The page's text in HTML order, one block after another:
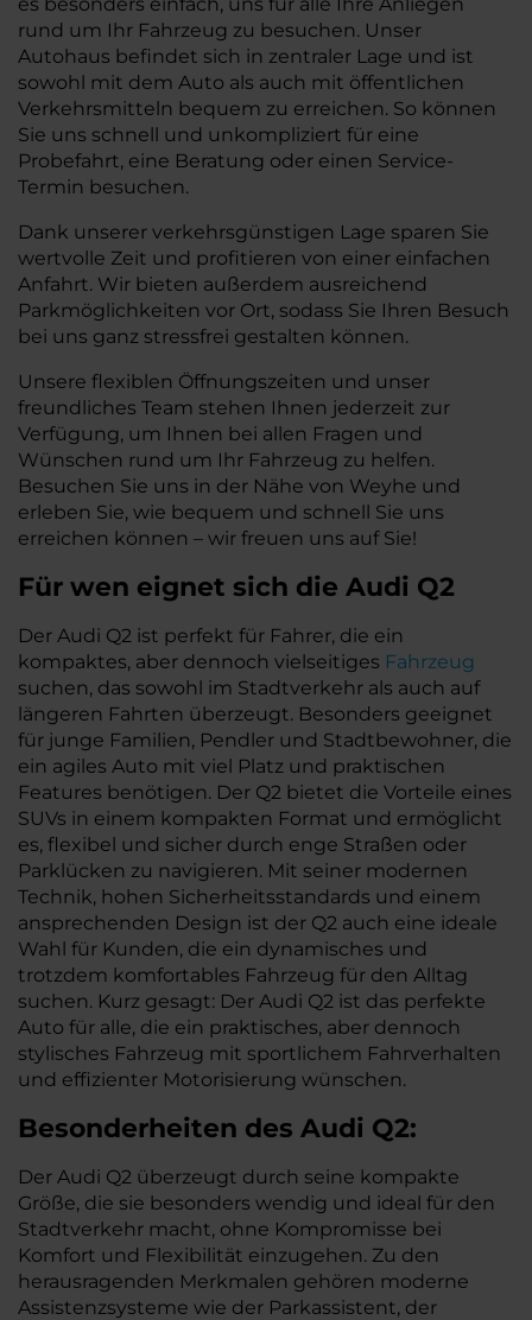
rund um Ihr Fahrzeug zu besuchen. Unser
Autohaus befindet sich in zentraler Lage und ist
sowohl mit dem Auto als auch mit öffentlichen
Verkehrsmitteln bequem zu erreichen. So können
Sie uns schnell und unkompliziert für eine
Probefahrt, eine Beratung oder einen Service-
Termin besuchen.
Dank unserer verkehrsgünstigen Lage sparen Sie
wertvolle Zeit und profitieren von einer einfachen
Anfahrt. Wir bieten außerdem ausreichend
Parkmöglichkeiten vor Ort, sodass Sie Ihren Besuch
bei uns ganz stressfrei gestalten können.
Unsere flexiblen Öffnungszeiten und unser
freundliches Team stehen Ihnen jederzeit zur
Verfügung, um Ihnen bei allen Fragen und
Wünschen rund um Ihr Fahrzeug zu helfen.
Besuchen Sie uns in der Nähe von Weyhe und
erleben Sie, wie bequem und schnell Sie uns
erreichen können – wir freuen uns auf Sie!
Für wen eignet sich die Audi Q2
Der Audi Q2 ist perfekt für Fahrer, die ein
kompaktes, aber dennoch vielseitiges Fahrzeug
suchen, das sowohl im Stadtverkehr als auch auf
längeren Fahrten überzeugt. Besonders geeignet
für junge Familien, Pendler und Stadtbewohner, die
ein agiles Auto mit viel Platz und praktischen
Features benötigen. Der Q2 bietet die Vorteile eines
SUVs in einem kompakten Format und ermöglicht
es, flexibel und sicher durch enge Straßen oder
Parklücken zu navigieren. Mit seiner modernen
Technik, hohen Sicherheitsstandards und einem
ansprechenden Design ist der Q2 auch eine ideale
Wahl für Kunden, die ein dynamisches und
trotzdem komfortables Fahrzeug für den Alltag
suchen. Kurz gesagt: Der Audi Q2 ist das perfekte
Auto für alle, die ein praktisches, aber dennoch
stylisches Fahrzeug mit sportlichem Fahrverhalten
und effizienter Motorisierung wünschen.
Besonderheiten des Audi Q2:
Der Audi Q2 überzeugt durch seine kompakte
Größe, die sie besonders wendig und ideal für den
Stadtverkehr macht, ohne Kompromisse bei
Komfort und Flexibilität einzugehen. Zu den
herausragenden Merkmalen gehören moderne
Assistenzsysteme wie der Parkassistent, der